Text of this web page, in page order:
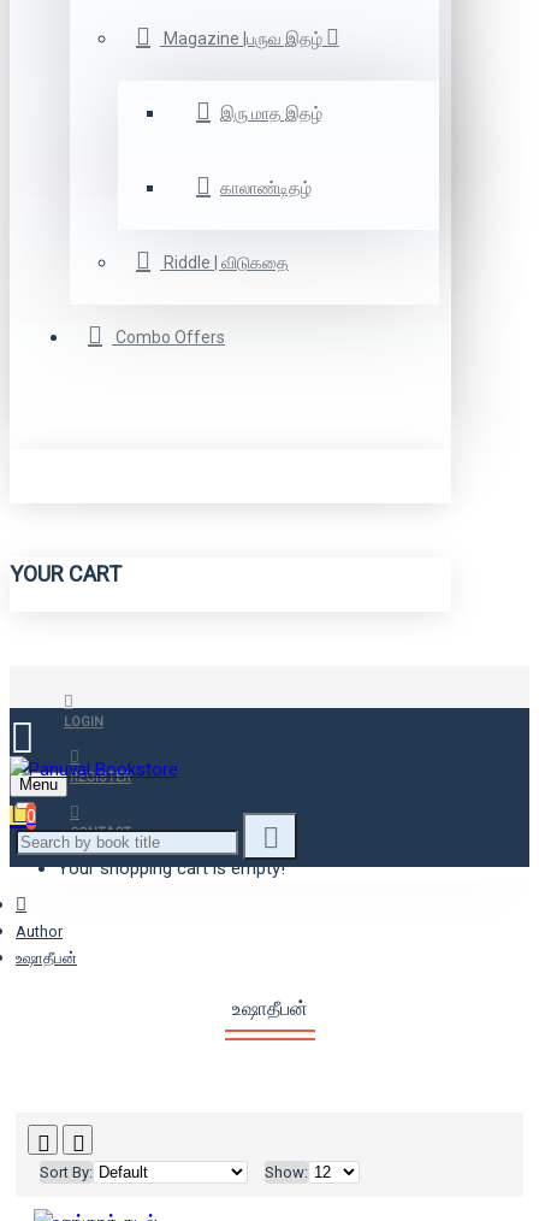
Magazine |பருவ இதழ்
இரு மாத இதழ்
காலாண்டிதழ்
Riddle | விடுகதை
Combo Offers
YOUR CART
LOGIN
REGISTER
CONTACT
Menu
0
Your shopping cart is empty!
Author
உஷாதீபன்
உஷாதீபன்
Sort By: Show: